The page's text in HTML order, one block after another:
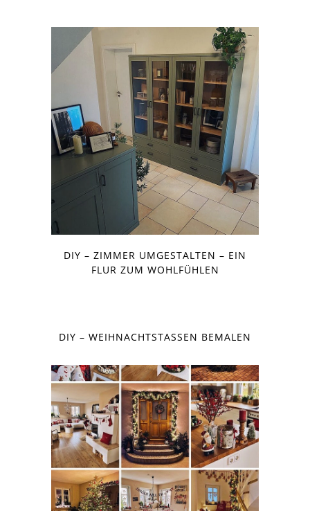
DIY – ZIMMER UMGESTALTEN – EIN
FLUR ZUM WOHLFÜHLEN
DIY – WEIHNACHTSTASSEN BEMALEN